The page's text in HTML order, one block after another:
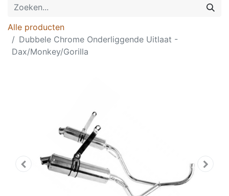
Alle producten
Dubbele Chrome Onderliggende Uitlaat -
Dax/Monkey/Gorilla